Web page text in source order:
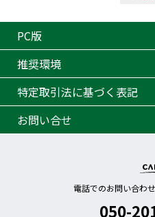
PC版
推奨環境
特定取引法に基づく表記
お問い合せ
電話でのお問い合わ
050-